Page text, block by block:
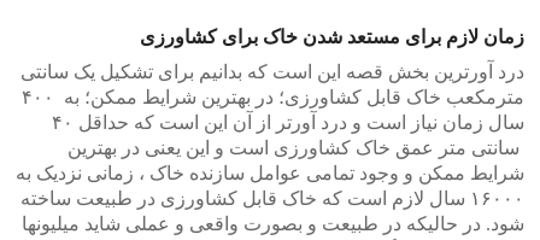
زمان لازم برای مستعد شدن خاک برای کشاورزی
درد آورترین بخش قصه این است که بدانیم برای تشکیل یک سانتی
مترمکعب خاک قابل کشاورزی؛ در بهترین شرایط ممکن؛ به ۴۰۰
سال زمان نیاز است و درد آورتر از آن این است که حداقل ۴۰
سانتی متر عمق خاک کشاورزی است و این یعنی در بهترین
شرایط ممکن و وجود تمامی عوامل سازنده خاک ، زمانی نزدیک به
۱۶۰۰۰ سال لازم است که خاک قابل کشاورزی در طبیعت ساخته
شود. در حالیکه در طبیعت و بصورت واقعی و عملی شاید میلیونها